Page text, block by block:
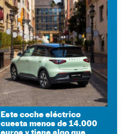
Este coche eléctrico
cuesta menos de 14.000
euros y tiene algo que